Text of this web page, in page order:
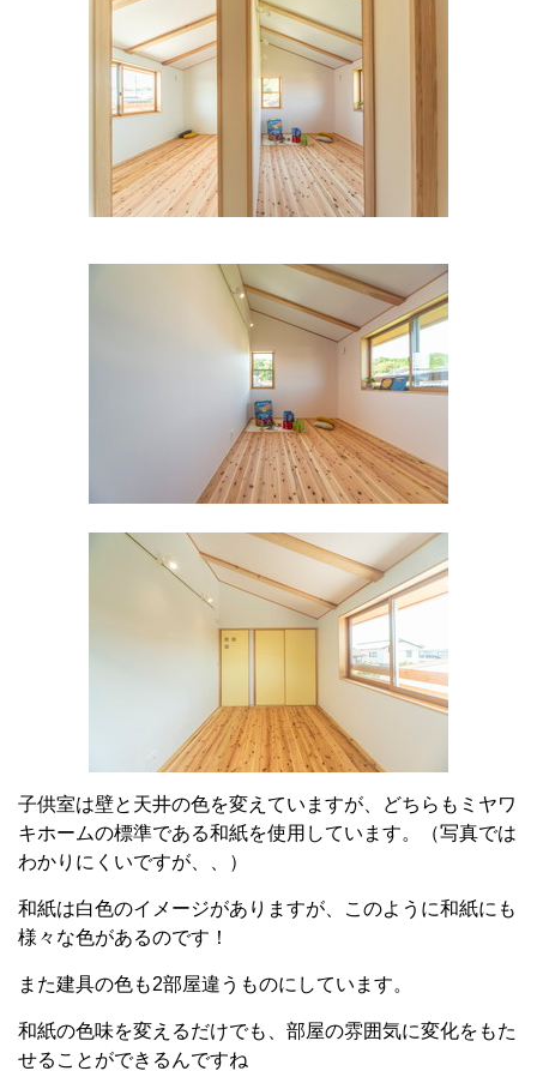
子供室は壁と天井の色を変えていますが、どちらもミヤワ
キホームの標準である和紙を使用しています。（写真では
わかりにくいですが、、）
和紙は白色のイメージがありますが、このように和紙にも
様々な色があるのです！
また建具の色も2部屋違うものにしています。
和紙の色味を変えるだけでも、部屋の雰囲気に変化をもた
せることができるんですね